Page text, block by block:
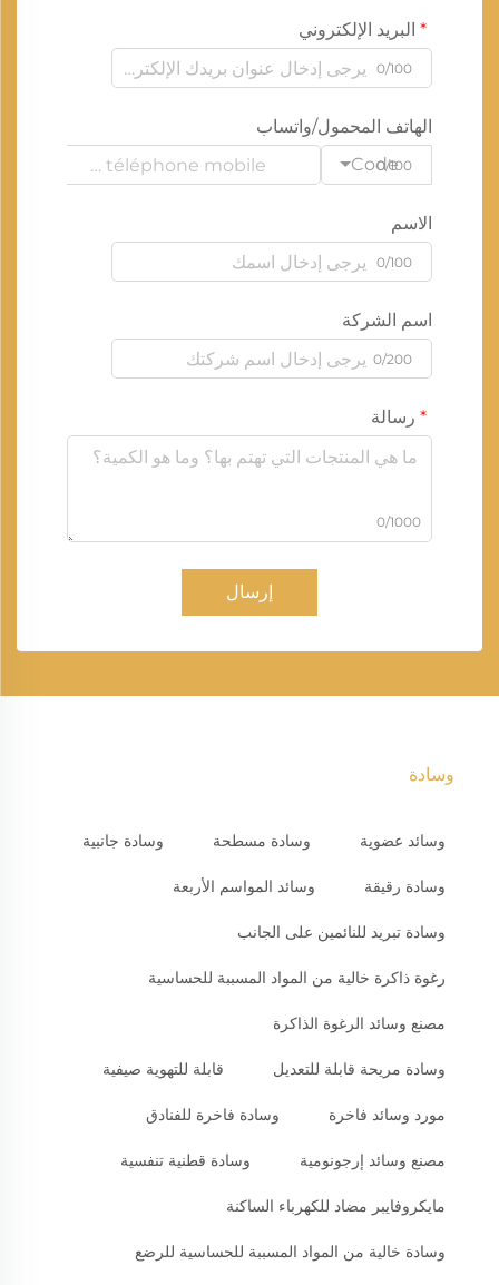
البريد الإلكتروني
0/100
الهاتف المحمول/واتساب
Code
0/100
الاسم
0/100
اسم الشركة
0/200
رسالة
0/1000
إرسال
وسادة
وسائد عضوية وسادة مسطحة وسادة جانبية
وسادة رقيقة وسائد المواسم الأربعة
وسادة تبريد للنائمين على الجانب
رغوة ذاكرة خالية من المواد المسببة للحساسية
مصنع وسائد الرغوة الذاكرة
وسادة مريحة قابلة للتعديل قابلة للتهوية صيفية
مورد وسائد فاخرة وسادة فاخرة للفنادق
مصنع وسائد إرجونومية وسادة قطنية تنفسية
مايكروفايبر مضاد للكهرباء الساكنة
وسادة خالية من المواد المسببة للحساسية للرضع